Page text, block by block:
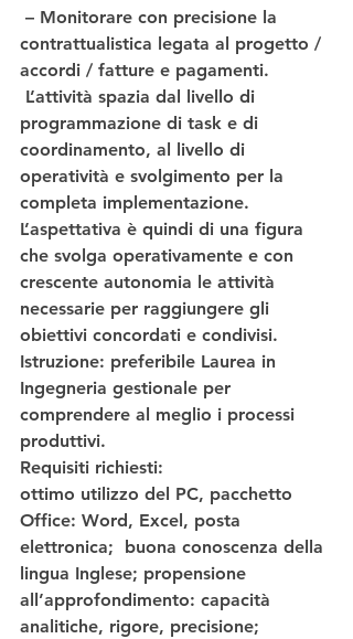
contrattualistica legata al progetto /
accordi / fatture e pagamenti.
programmazione di task e di
coordinamento, al livello di
operatività e svolgimento per la
completa implementazione.
L’aspettativa è quindi di una figura
che svolga operativamente e con
crescente autonomia le attività
necessarie per raggiungere gli
obiettivi concordati e condivisi.
Istruzione: preferibile Laurea in
Ingegneria gestionale per
comprendere al meglio i processi
produttivi.
Requisiti richiesti:
ottimo utilizzo del PC, pacchetto
Office: Word, Excel, posta
elettronica;  buona conoscenza della
lingua Inglese; propensione
all’approfondimento: capacità
analitiche, rigore, precisione;